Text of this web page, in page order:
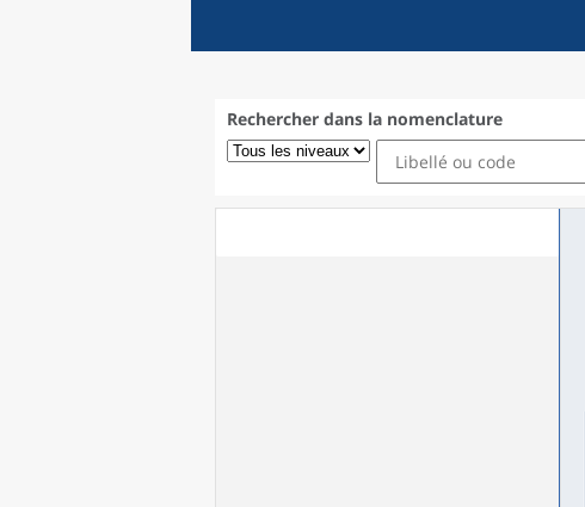
Rechercher dans la nomenclature